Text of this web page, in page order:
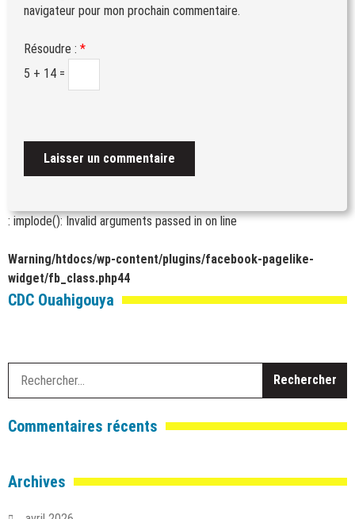
navigateur pour mon prochain commentaire.
Résoudre : *
5 + 14 =
: implode(): Invalid arguments passed inon line
Warning/htdocs/wp-content/plugins/facebook-pagelike-
widget/fb_class.php44
CDC Ouahigouya
Commentaires récents
Archives